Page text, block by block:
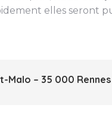
elles seront
– 35 000 Rennes